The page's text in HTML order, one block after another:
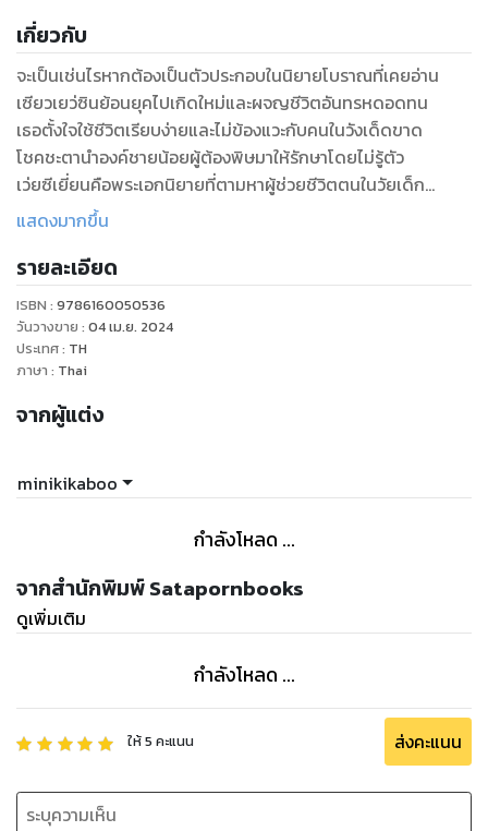
เกี่ยวกับ
จะเป็นเช่นไรหากต้องเป็นตัวประกอบในนิยายโบราณที่เคยอ่าน
เซียวเยว่ซินย้อนยุคไปเกิดใหม่และผจญชีวิตอันทรหดอดทน
เธอตั้งใจใช้ชีวิตเรียบง่ายและไม่ข้องแวะกับคนในวังเด็ดขาด
โชคชะตานำองค์ชายน้อยผู้ต้องพิษมาให้รักษาโดยไม่รู้ตัว
เว่ยซีเยี่ยนคือพระเอกนิยายที่ตามหาผู้ช่วยชีวิตตนในวัยเด็ก
เขาคิดว่าเซียวอวี้โหรว (นางเอกนิยายตัวจริง) คือคนในความทรง
เรื่องราวพลิกผันเมื่อเซียวเย่วซินมิใช่ตัวประกอบไร้ค่าที่ควรเมิน!
และต้องเผชิญกับนางเอกนิยายที่กลายเป็นนางร้ายสุดแสบ
ครั้นความจริงปรากฏ เว่ยซีเยี่ยนตามตอแยเซียวเย่วซินไม่ห่าง
แม้แต่องครักษ์ผู้ไม่รู้อีโหน่อีเหน่ยังคิดกำจัดให้พ้นทางรัก
เขาคิดรวบรัดเป็นคนรักเมื่อเธอหวั่นไหว…แต่กลัววุ่นวายไม่รู้จบ
เมื่อหลบหลีกไม่ได้จึงเปลี่ยนเขาเป็น ‘ลูกไก่ในกำมือ’ ที่ว่านอนสอน
ง่าย
...
นวนิยายจีนเรื่อง ตัวประกอบดีเด่นเป็นเช่นนี้นี่เอง มีทั้งหมด 3 เล่ม
แสดงมากขึ้น
รายละเอียด
ISBN : 9786160050536
วันวางขาย : 04 เม.ย. 2024
ประเทศ: TH
ภาษา : Thai
จากผู้แต่ง
minikikaboo
กำลังโหลด ...
จากสำนักพิมพ์ Satapornbooks
ดูเพิ่มเติม
กำลังโหลด ...
ให้5 คะแนน ส่งคะแนน